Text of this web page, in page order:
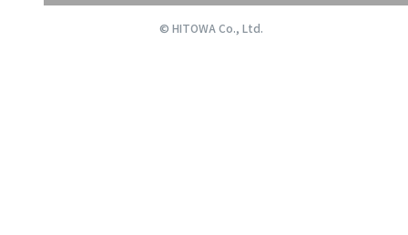
© HITOWA Co., Ltd.